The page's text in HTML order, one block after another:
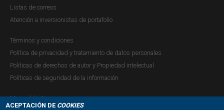
ACEPTACIÓN DE COOKIES
Listas de correos
Atención a inversionistas de portafolio
Términos y condiciones
Política de privacidad y tratamiento de datos personales
Políticas de derechos de autor y Propiedad intelectual
Políticas de seguridad de la información
Mapa del sitio